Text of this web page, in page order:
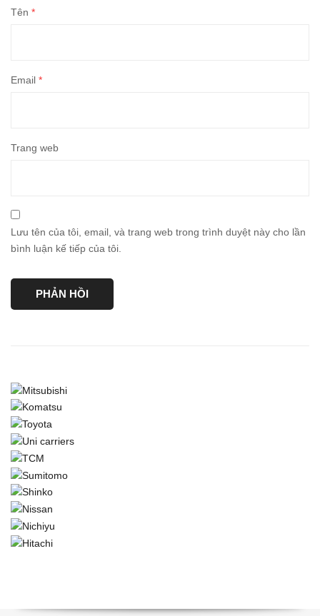
Tên *
Email *
Trang web
Lưu tên của tôi, email, và trang web trong trình duyệt này cho lần
bình luận kế tiếp của tôi.